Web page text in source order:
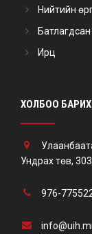
Нийтийн
Батлагдсан
Ирц
ХОЛБОО БАРИХ
Ундрах төв,
976-